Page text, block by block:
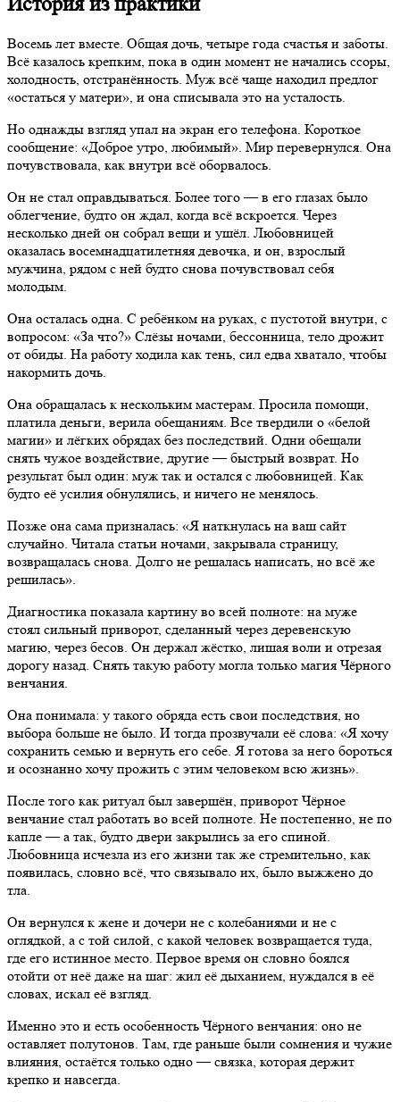
Восемь лет вместе. Общая дочь, четыре года счастья и заботы.
Всё казалось крепким, пока в один момент не начались ссоры,
холодность, отстранённость. Муж всё чаще находил предлог
«остаться у матери», и она списывала это на усталость.
Но однажды взгляд упал на экран его телефона. Короткое
сообщение: «Доброе утро, любимый». Мир перевернулся. Она
почувствовала, как внутри всё оборвалось.
Он не стал оправдываться. Более того — в его глазах было
облегчение, будто он ждал, когда всё вскроется. Через
несколько дней он собрал вещи и ушёл. Любовницей
оказалась восемнадцатилетняя девочка, и он, взрослый
мужчина, рядом с ней будто снова почувствовал себя
молодым.
Она осталась одна. С ребёнком на руках, с пустотой внутри, с
вопросом: «За что?» Слёзы ночами, бессонница, тело дрожит
от обиды. На работу ходила как тень, сил едва хватало, чтобы
накормить дочь.
Она обращалась к нескольким мастерам. Просила помощи,
платила деньги, верила обещаниям. Все твердили о «белой
магии» и лёгких обрядах без последствий. Одни обещали
снять чужое воздействие, другие — быстрый возврат. Но
результат был один: муж так и остался с любовницей. Как
будто её усилия обнулялись, и ничего не менялось.
Позже она сама призналась: «Я наткнулась на ваш сайт
случайно. Читала статьи ночами, закрывала страницу,
возвращалась снова. Долго не решалась написать, но всё же
решилась».
Диагностика показала картину во всей полноте: на муже
стоял сильный приворот, сделанный через деревенскую
магию, через бесов. Он держал жёстко, лишая воли и отрезая
дорогу назад. Снять такую работу могла только магия Чёрного
венчания.
Она понимала: у такого обряда есть свои последствия, но
выбора больше не было. И тогда прозвучали её слова: «Я хочу
сохранить семью и вернуть его себе. Я готова за него бороться
и осознанно хочу прожить с этим человеком всю жизнь».
После того как ритуал был завершён, приворот Чёрное
венчание стал работать во всей полноте. Не постепенно, не по
капле — а так, будто двери закрылись за его спиной.
Любовница исчезла из его жизни так же стремительно, как
появилась, словно всё, что связывало их, было выжжено до
тла.
Он вернулся к жене и дочери не с колебаниями и не с
оглядкой, а с той силой, с какой человек возвращается туда,
где его истинное место. Первое время он словно боялся
отойти от неё даже на шаг: жил её дыханием, нуждался в её
словах, искал её взгляд.
Именно это и есть особенность Чёрного венчания: оно не
оставляет полутонов. Там, где раньше были сомнения и чужие
влияния, остаётся только одно — связка, которая держит
крепко и навсегда.